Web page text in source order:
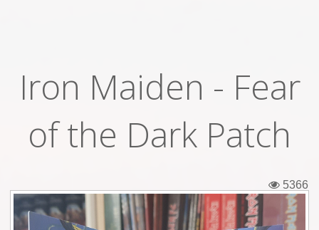
Βίντεο bootlegs
Περιοδικά
Backstage passes
Iron Maiden - Fear
of the Dark Patch
5366